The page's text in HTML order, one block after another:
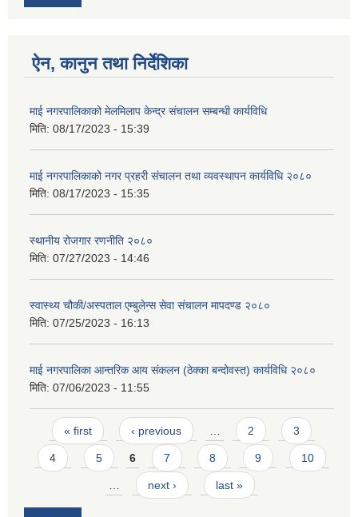
ऐन, कानुन तथा निर्देशिका
माई नगरपालिकाको मेलमिलाप केन्द्र संचालन सम्बन्धी कार्यविधि
मिति: 08/17/2023 - 15:39
माई नगरपालिकाको नगर प्रहरी संचालन तथा व्यवस्थापन कार्यविधि २०८०
मिति: 08/17/2023 - 15:35
स्थानीय रोजगार रणनीति २०८०
मिति: 07/27/2023 - 14:46
स्वास्थ्य चौकी/अस्पताल एम्बुलेन्स सेवा संचालन मापदण्ड २०८०
मिति: 07/25/2023 - 16:13
माई नगरपालिका आन्तरिक आय संकलन (ठेक्का बन्दोवस्त) कार्यविधि २०८०
मिति: 07/06/2023 - 11:55
Pages
« first ‹ previous … 2 3
4 5 6 7 8 9 10
… next › last »